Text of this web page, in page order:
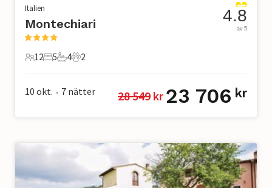
Italien
Montechiari
12 Gäster
12
5 Sovrum
5
4 Badrum
4
2 Husdjur
2
4.8
av 5
10 okt. • 7 nätter 28 549 kr 23 706 kr